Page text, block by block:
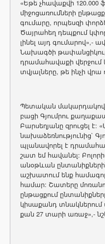
«Եթե չհավաքվի 120.000
միջոցառումների
գումարը, որպեսզի
Ծայրահեղ դեպքում
լինել այդ գումարով»,-
Նախագծի
դրամահավաքի
տվյալները, թե ինչի
Պետական մակարդակով
բացի Գյումրու
Բարսեղյանը զրուցել է:
նախաձեռնությունից`
պլանավորել է
շատ եմ հավանել:
անօթևան
աշխատում ենք
համար: Շատերը
ընթացքում
կիսաքանդ
քան 27 տարի առաջ»,-